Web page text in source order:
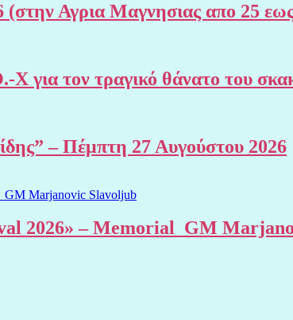
Αγρια Μαγνησιας απο 25
Χ για τον τραγικό θάνατο
– Πέμπτη 27 Αυγούστου 2026
2026» – Memorial GM